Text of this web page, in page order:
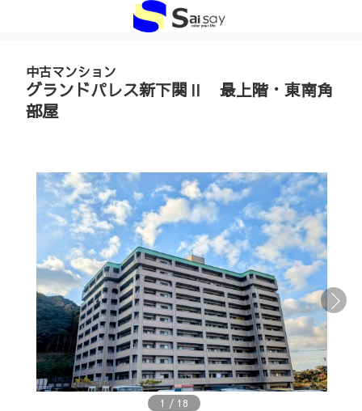
中古マンション
グランドパレス新下関Ⅱ 最上階・東南角
部屋
1 / 18